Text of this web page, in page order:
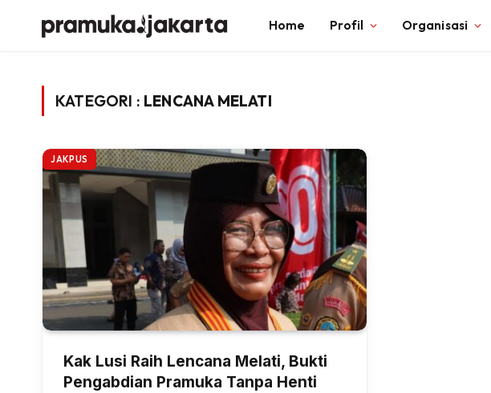
Home Profil Organisasi
KATEGORI : LENCANA MELATI
JAKPUS
Kak Lusi Raih Lencana Melati, Bukti
Pengabdian Pramuka Tanpa Henti